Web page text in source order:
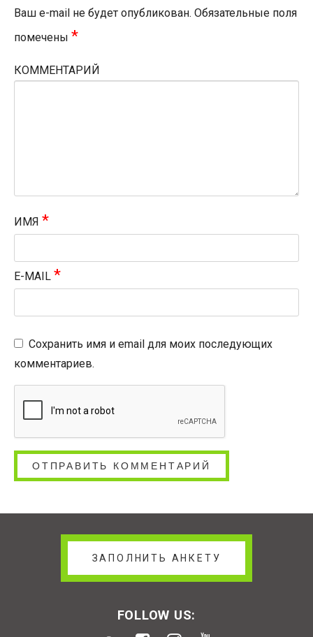
Ваш e-mail не будет опубликован. Обязательные поля
помечены *
КОММЕНТАРИЙ
ИМЯ *
E-MAIL *
Сохранить имя и email для моих последующих
комментариев.
ЗАПОЛНИТЬ АНКЕТУ
FOLLOW US: